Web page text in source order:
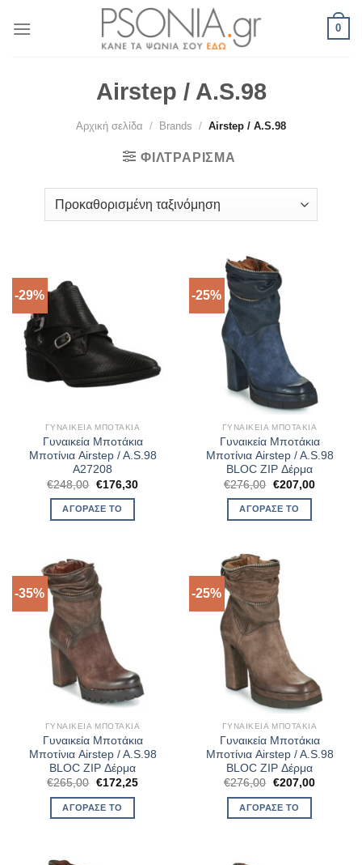
0
Airstep / A.S.98
Αρχική σελίδα / Brands / Airstep / A.S.98
ΦΙΛΤΡΆΡΙΣΜΑ
-29%
ΓΥΝΑΙΚΕΊΑ ΜΠΟΤΆΚΙΑ
Γυναικεία Μποτάκια
Μποτίνια Airstep / A.S.98
A27208
€248,00 Original
was:
€248,00.
€176,30Η
ΑΓΌΡΑΣΈ ΤΟ
-25%
ΓΥΝΑΙΚΕΊΑ ΜΠΟΤΆΚΙΑ
Γυναικεία Μποτάκια
Μποτίνια Airstep / A.S.98
BLOC ZIP Δέρμα
€276,00 Original
was:
€276,00.
€207,00Η
ΑΓΌΡΑΣΈ ΤΟ
-35%
ΓΥΝΑΙΚΕΊΑ ΜΠΟΤΆΚΙΑ
Γυναικεία Μποτάκια
Μποτίνια Airstep / A.S.98
BLOC ZIP Δέρμα
€265,00 Original
was:
€265,00.
€172,25Η
ΑΓΌΡΑΣΈ ΤΟ
-25%
ΓΥΝΑΙΚΕΊΑ ΜΠΟΤΆΚΙΑ
Γυναικεία Μποτάκια
Μποτίνια Airstep / A.S.98
BLOC ZIP Δέρμα
€276,00 Original
was:
€276,00.
€207,00Η
ΑΓΌΡΑΣΈ ΤΟ